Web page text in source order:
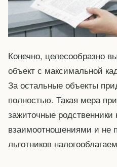
Конечно, целесообразно
объект с максимальной
За остальные объекты
полностью. Такая мера
зажиточные родственники
взаимоотношениями и не
льготников